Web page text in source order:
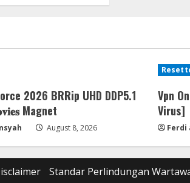
2026 BRRip UHD DDP5.1
Magnet
August 8, 2026
Vpn
Virus]
Ferdi
Standar Perlindungan